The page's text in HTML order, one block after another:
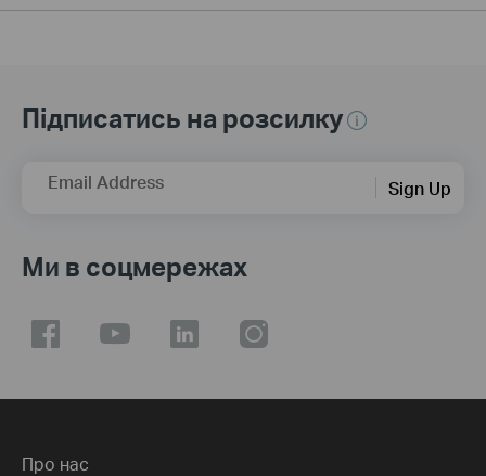
Підписатись на розсилку
Email Address Sign Up
Ми в соцмережах
Про нас